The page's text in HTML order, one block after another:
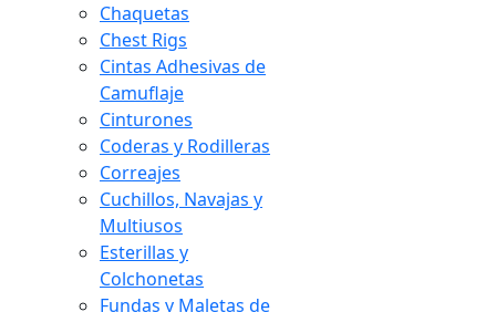
Chaquetas
Chest Rigs
Cintas Adhesivas de
Camuflaje
Cinturones
Coderas y Rodilleras
Correajes
Cuchillos, Navajas y
Multiusos
Esterillas y
Colchonetas
Fundas y Maletas de